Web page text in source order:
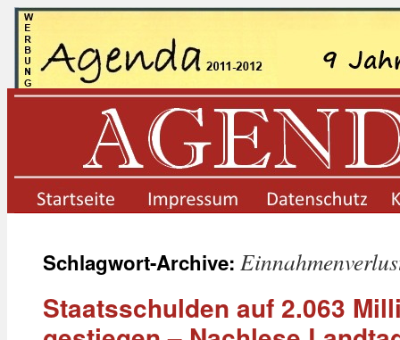
Schlagwort-Archive:
Staatsschulden auf 2.063